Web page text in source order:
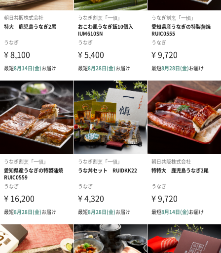
商品詳細情報
外装サイズ
幅22cmX縦8.2xcmX高さ5cm
賞味期限／消
費期限
出荷後21日
アレルゲン情
報
原材料
うるち米、鰻蒲焼((鰻(国産）醤油、砂糖、みりん）、
醤油、砂糖、みりん／トレハロース、調味料（アミノ
酸等）、（一部に小麦・大豆を含む）
配送方法（常
蔵）
冷凍
内容量 250g